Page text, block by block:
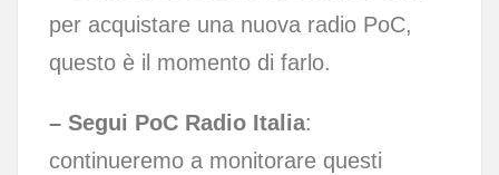
per acquistare una nuova radio PoC,
questo è il momento di farlo.
– Segui PoC Radio Italia:
continueremo a monitorare questi